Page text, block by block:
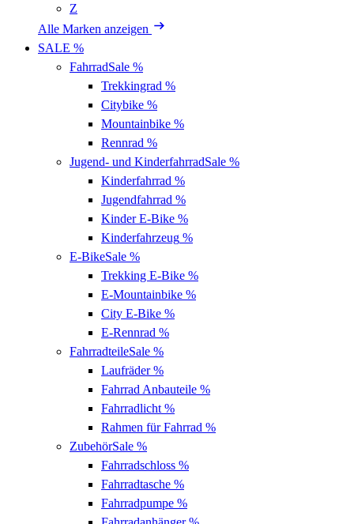
Z
Alle Marken anzeigen
SALE %
FahrradSale %
Trekkingrad %
Citybike %
Mountainbike %
Rennrad %
Jugend- und KinderfahrradSale %
Kinderfahrrad %
Jugendfahrrad %
Kinder E-Bike %
Kinderfahrzeug %
E-BikeSale %
Trekking E-Bike %
E-Mountainbike %
City E-Bike %
E-Rennrad %
FahrradteileSale %
Laufräder%
Fahrrad Anbauteile %
Fahrradlicht %
Rahmen für Fahrrad %
ZubehörSale %
Fahrradschloss %
Fahrradtasche %
Fahrradpumpe %